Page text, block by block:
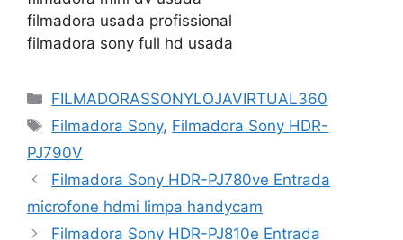
filmadora usada profissional
filmadora sony full hd usada
Categorias
FILMADORASSONYLOJAVIRTUAL360
Tags
Filmadora Sony, Filmadora Sony HDR-
PJ790V
Filmadora Sony HDR-PJ780ve Entrada
microfone hdmi limpa handycam
Filmadora Sony HDR-PJ810e Entrada